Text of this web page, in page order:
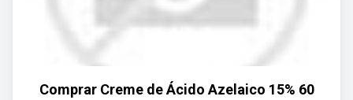
Comprar Creme de Ácido Azelaico 15% 60